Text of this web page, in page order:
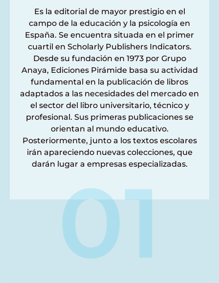
Es la editorial de mayor prestigio en el
campo de la educación y la psicología en
España. Se encuentra situada en el primer
cuartil en Scholarly Publishers Indicators.
Desde su fundación en 1973 por Grupo
Anaya, Ediciones Pirámide basa su actividad
fundamental en la publicación de libros
adaptados a las necesidades del mercado en
el sector del libro universitario, técnico y
profesional. Sus primeras publicaciones se
orientan al mundo educativo.
Posteriormente, junto a los textos escolares
irán apareciendo nuevas colecciones, que
darán lugar a empresas especializadas.
01